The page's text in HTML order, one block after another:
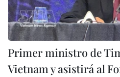
Primer ministro de
Vietnam y asistirá al